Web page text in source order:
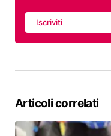
Iscriviti
Articoli correlati